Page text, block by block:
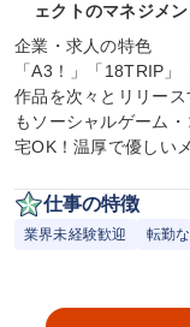
ェクトのマネジメ
企業・求人の特色
「A3！」「18TRIP
作品を次々とリリー
もソーシャルゲーム
宅OK！温厚で優しい
仕事の特徴
業界未経験歓迎 転勤